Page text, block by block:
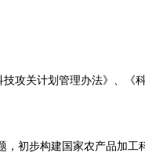
攻关计划管理办法》、《
初步构建国家农产品加工